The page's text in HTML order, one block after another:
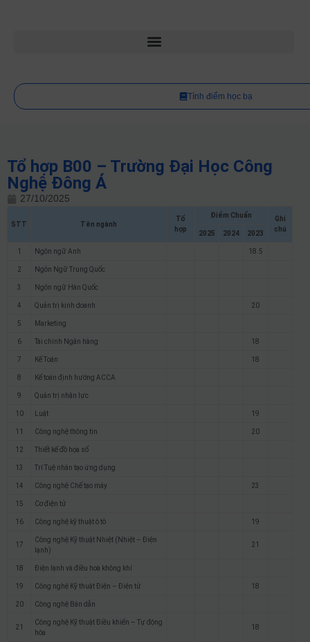
Tính điểm học bạ
Tổ hợp B00 – Trường Đại Học Công
Nghệ Đông Á
27/10/2025
STT Tên ngành
Tổ
hợp
Điểm Chuẩn
Ghi
chú
2025 2024 2023
1 Ngôn ngữ Anh 18.5
2 Ngôn Ngữ Trung Quốc
3 Ngôn ngữ Hàn Quốc
4 Quản trị kinh doanh 20
5 Marketing
6 Tài chính Ngân hàng 18
7 Kế Toán 18
8 Kế toán định hướng ACCA
9 Quản trị nhân lực
10 Luật 19
11 Công nghệ thông tin 20
12 Thiết kế đồ họa số
13 Trí Tuệ nhân tạo ứng dụng
14 Công nghệ Chế tạo máy 23
15 Cơ điện tử
16 Công nghệ kỹ thuật ô tô 19
17
Công nghệ Kỹ thuật Nhiệt (Nhiệt – Điện
lạnh)
21
18 Điện lạnh và điều hoà không khí
19 Công nghệ Kỹ thuật Điện – Điện tử 18
20 Công nghệ Bán dẫn
21
Công nghệ Kỹ thuật Điều khiển – Tự động
hóa
18